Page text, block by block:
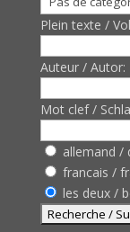
Plein texte /
Auteur / Autor:
Mot clef /
allemand /
francais /
les deux /